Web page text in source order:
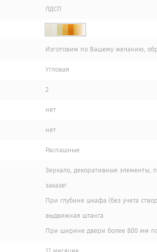
ЛДСП
Изготовим по Вашему желанию,
Угловая
2
нет
нет
Распашные
Зеркало, декоративные элементы,
заказе!
При глубине шкафа (без учета
выдвижная штанга.
При ширине двери более 800 мм